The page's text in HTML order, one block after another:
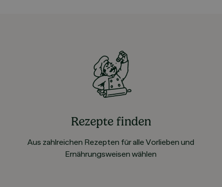
Rezepte finden
Aus zahlreichen Rezepten für alle Vorlieben und
Ernährungsweisen wählen